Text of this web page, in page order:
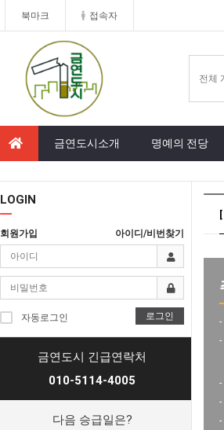
북마크 접속자
금연도시소개 명예의 전당
LOGIN
회원가입 아이디/비번찾기
자동로그인 로그인
금연도시 긴급연락처
010-5114-4005
다음 승급일은?
[
-
-
-
-
-